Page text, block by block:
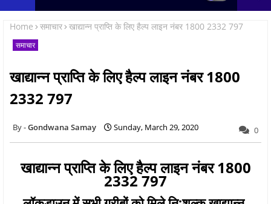
Home समाचार खाद्यान्न प्राप्ति के लिए हैल्प लाइन नंबर 1800 2332 797
समाचार
खाद्यान्न प्राप्ति के लिए हैल्प लाइन नंबर 1800
2332 797
Gondwana Samay Sunday, March 29, 2020 0
खाद्यान्न प्राप्ति के लिए हैल्प लाइन नंबर 1800
2332 797